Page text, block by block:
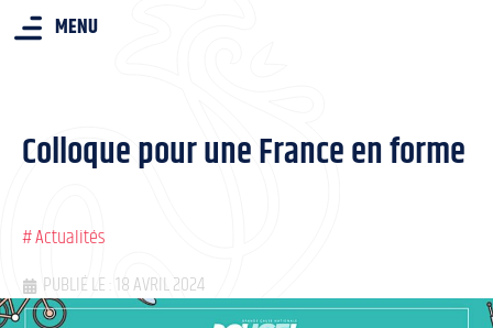
MENU
Colloque pour une France en forme
#Actualités
PUBLIÉ LE : 18 AVRIL 2024